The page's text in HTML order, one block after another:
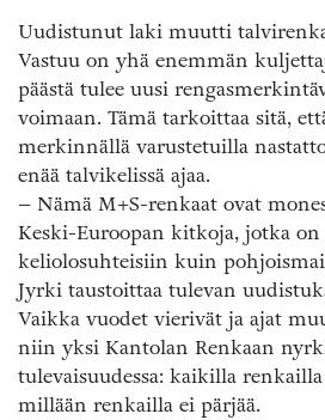
Uudistunut laki muutti
Vastuu on yhä enemmän
päästä tulee uusi
voimaan. Tämä tarkoittaa sitä,
merkinnällä varustetuilla
enää talvikelissä ajaa.
– Nämä M+S-renkaat ovat
Keski-Euroopan kitkoja, jotka
keliolosuhteisiin kuin
Jyrki taustoittaa tulevan
Vaikka vuodet vierivät ja ajat
niin yksi Kantolan Renkaan
tulevaisuudessa: kaikilla
millään renkailla ei pärjää.